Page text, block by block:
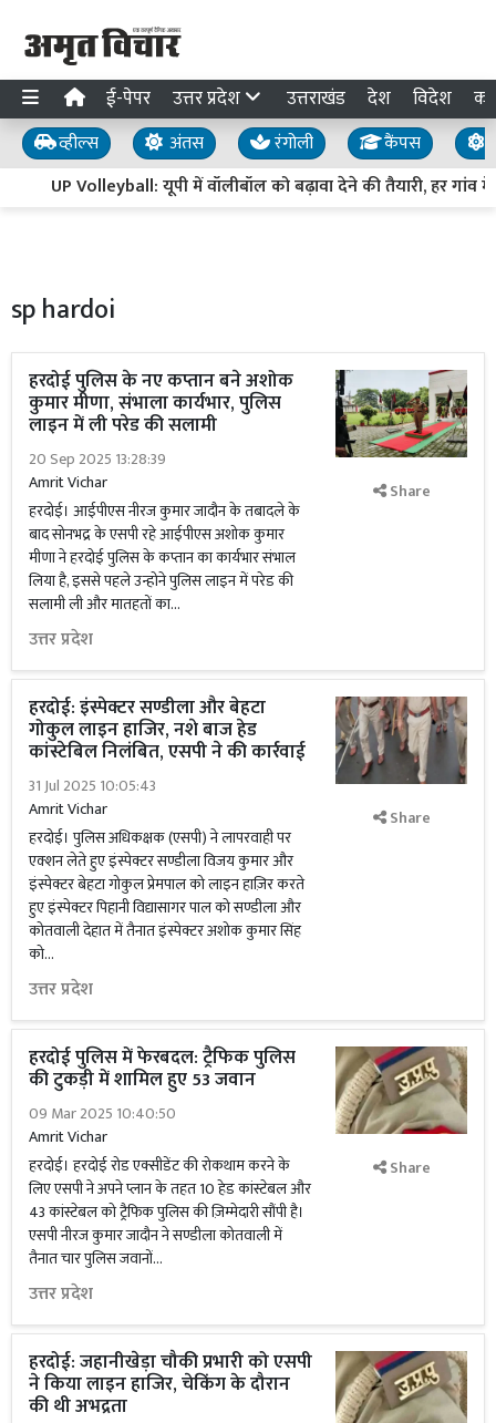
ई-पेपर उत्तर प्रदेश उत्तराखंड देश विदेश
व्हील्स अंतस रंगोली कैंपस
UP Volleyball: यूपी में वॉलीबॉल को बढ़ावा देने की तैयारी, हर गांव में
sp hardoi
हरदोई पुलिस के नए कप्तान बने अशोक
कुमार मीणा, संभाला कार्यभार, पुलिस
लाइन में ली परेड की सलामी
20 Sep 2025 13:28:39
Amrit Vichar
हरदोई। आईपीएस नीरज कुमार जादौन के तबादले के
बाद सोनभद्र के एसपी रहे आईपीएस अशोक कुमार
मीणा ने हरदोई पुलिस के कप्तान का कार्यभार संभाल
लिया है, इससे पहले उन्होने पुलिस लाइन में परेड की
सलामी ली और मातहतों का...
उत्तर प्रदेश
Share
हरदोई: इंस्पेक्टर सण्डीला और बेहटा
गोकुल लाइन हाजिर, नशे बाज हेड
कांस्टेबिल निलंबित, एसपी ने की कार्रवाई
31 Jul 2025 10:05:43
Amrit Vichar
हरदोई। पुलिस अधिकक्षक (एसपी) ने लापरवाही पर
एक्शन लेते हुए इंस्पेक्टर सण्डीला विजय कुमार और
इंस्पेक्टर बेहटा गोकुल प्रेमपाल को लाइन हाज़िर करते
हुए इंस्पेक्टर पिहानी विद्यासागर पाल को सण्डीला और
कोतवाली देहात में तैनात इंस्पेक्टर अशोक कुमार सिंह
को...
उत्तर प्रदेश
Share
हरदोई पुलिस में फेरबदल: ट्रैफिक पुलिस
की टुकड़ी में शामिल हुए 53 जवान
09 Mar 2025 10:40:50
Amrit Vichar
हरदोई। हरदोई रोड एक्सीडेंट की रोकथाम करने के
लिए एसपी ने अपने प्लान के तहत 10 हेड कांस्टेबल और
43 कांस्टेबल को ट्रैफिक पुलिस की ज़िम्मेदारी सौंपी है।
एसपी नीरज कुमार जादौन ने सण्डीला कोतवाली में
तैनात चार पुलिस जवानों...
उत्तर प्रदेश
Share
हरदोई: जहानीखेड़ा चौकी प्रभारी को एसपी
ने किया लाइन हाजिर, चेकिंग के दौरान
की थी अभद्रता